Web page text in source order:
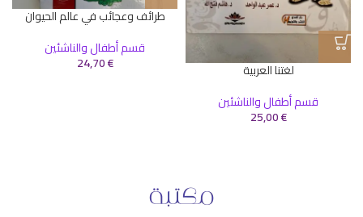
لغتنا العربية
قسم أطفال والناشئين
25,00€
طرائف وعجائب في عالم الحيوان
قسم أطفال والناشئين
24,70€